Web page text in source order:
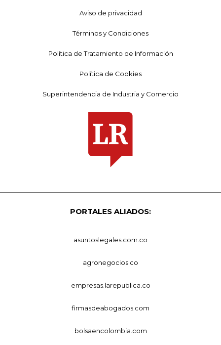
Aviso de privacidad
Términos y Condiciones
Política de Tratamiento de Información
Política de Cookies
Superintendencia de Industria y Comercio
PORTALES ALIADOS:
asuntoslegales.com.co
agronegocios.co
empresas.larepublica.co
firmasdeabogados.com
bolsaencolombia.com